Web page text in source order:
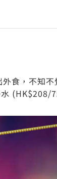
食，不知不
(HK$208/